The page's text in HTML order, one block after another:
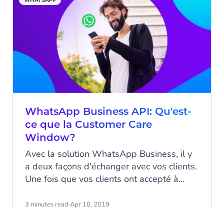
quelques astuces pour générer de
l’audience sur WhatsApp et optimiser
l'expérience client.
WhatsApp Business API: Qu'est-
ce que la Customer Care
Window?
Avec la solution WhatsApp Business, il y
a deux façons d'échanger avec vos clients.
Une fois que vos clients ont accepté à
vous pouvez initier une conversation en
3 minutes read·Apr 10, 2019